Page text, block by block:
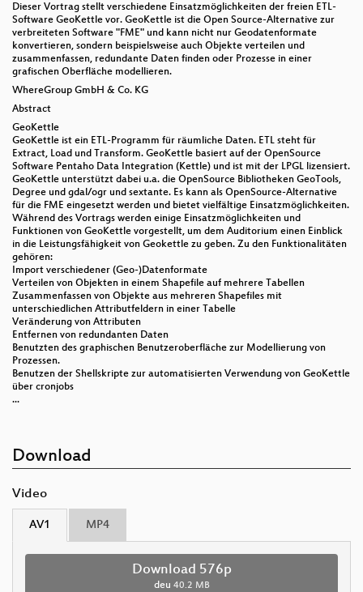
Dieser Vortrag stellt verschiedene Einsatzmöglichkeiten der freien ETL-
Software GeoKettle vor. GeoKettle ist die Open Source-Alternative zur
verbreiteten Software "FME" und kann nicht nur Geodatenformate
konvertieren, sondern beispielsweise auch Objekte verteilen und
zusammenfassen, redundante Daten finden oder Prozesse in einer
grafischen Oberfläche modellieren.
WhereGroup GmbH & Co. KG
Abstract
GeoKettle
GeoKettle ist ein ETL-Programm für räumliche Daten. ETL steht für
Extract, Load und Transform. GeoKettle basiert auf der OpenSource
Software Pentaho Data Integration (Kettle) und ist mit der LPGL lizensiert.
GeoKettle unterstützt dabei u.a. die OpenSource Bibliotheken GeoTools,
Degree und gdal/ogr und sextante. Es kann als OpenSource-Alternative
für die FME eingesetzt werden und bietet vielfältige Einsatzmöglichkeiten.
Während des Vortrags werden einige Einsatzmöglichkeiten und
Funktionen von GeoKettle vorgestellt, um dem Auditorium einen Einblick
in die Leistungsfähigkeit von Geokettle zu geben. Zu den Funktionalitäten
gehören:
Import verschiedener (Geo-)Datenformate
Verteilen von Objekten in einem Shapefile auf mehrere Tabellen
Zusammenfassen von Objekte aus mehreren Shapefiles mit
unterschiedlichen Attributfeldern in einer Tabelle
Veränderung von Attributen
Entfernen von redundanten Daten
Benutzten des graphischen Benutzeroberfläche zur Modellierung von
Prozessen.
Benutzen der Shellskripte zur automatisierten Verwendung von GeoKettle
über cronjobs
...
Download
Video
AV1 MP4
Download 576p
deu 40.2 MB